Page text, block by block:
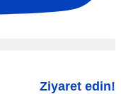
Ziyaret edin!